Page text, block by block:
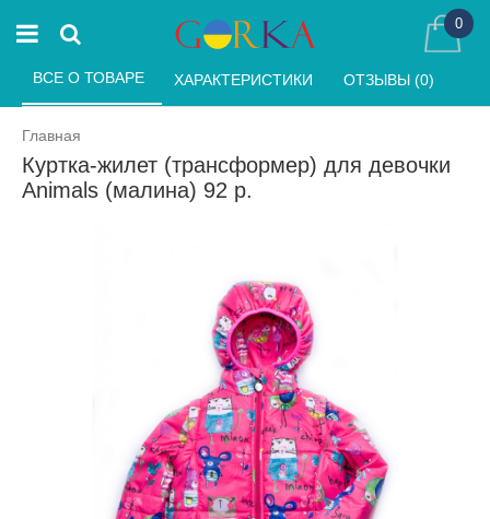
0
Главная
Куртка-жилет (трансформер) для девочки
Animals (малина) 92 р.
ВСЕ О ТОВАРЕ ХАРАКТЕРИСТИКИ ОТЗЫВЫ (0)